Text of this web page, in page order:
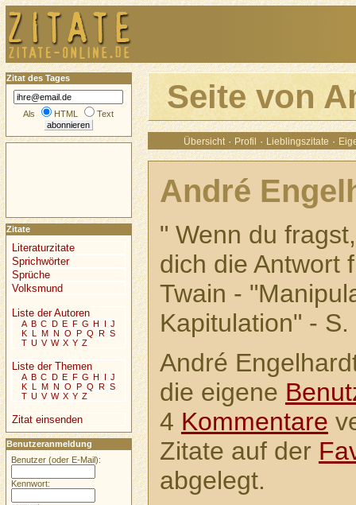
Seite von
Übersicht · Profil · Lieblingszitate ·
André
" Wenn du
dich die Antwort
Twain -
Kapitulation" - S.
André
die eigene
4 Kommentare
Zitate auf der
abgelegt.
Zitat des Tages
Als HTML Text
Zitate
Literaturzitate
Sprichwörter
Sprüche
Volksmund
Liste der Autoren
A B C D E F G H I J
K L M N O P Q R S
T U V W X Y Z
Liste der Themen
A B C D E F G H I J
K L M N O P Q R S
T U V W X Y Z
Zitat einsenden
Benutzeranmeldung
Benutzer (oder E-Mail):
Kennwort: